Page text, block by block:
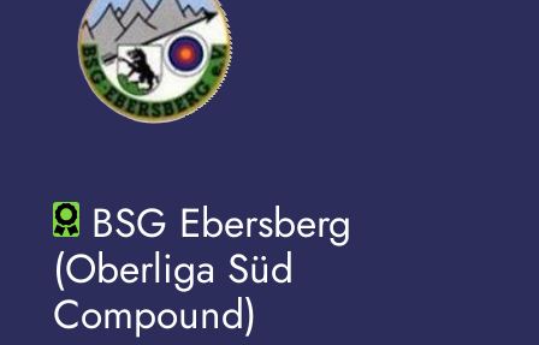
BSG Ebersberg
(Oberliga Süd
Compound)